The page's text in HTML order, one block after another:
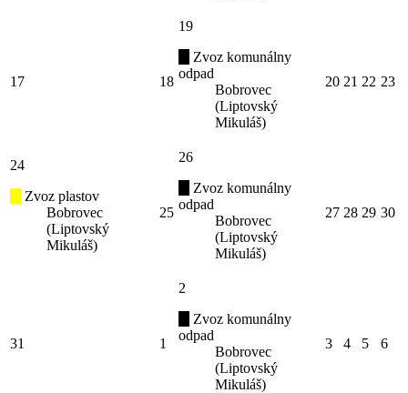
17 18
19
Zvoz komunálny
odpad
Bobrovec
(Liptovský
Mikuláš)
20 21 22 23
24
Zvoz plastov
Bobrovec
(Liptovský
Mikuláš)
25
26
Zvoz komunálny
odpad
Bobrovec
(Liptovský
Mikuláš)
27 28 29 30
31 1
2
Zvoz komunálny
odpad
Bobrovec
(Liptovský
Mikuláš)
3 4 5 6